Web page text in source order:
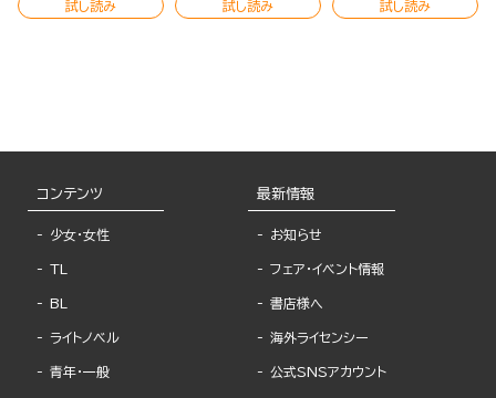
試し読み 試し読み 試し読み
コンテンツ
少女・女性
TL
BL
ライトノベル
青年・一般
最新情報
お知らせ
フェア・イベント情報
書店様へ
海外ライセンシー
公式SNSアカウント